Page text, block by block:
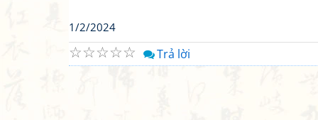
1/2/2024
☆
☆
☆
☆
☆ Trả lời